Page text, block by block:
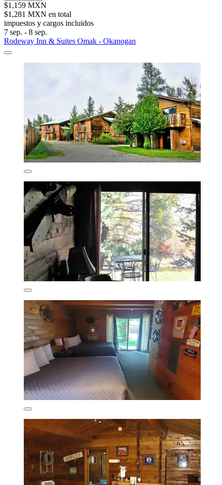
$1,159 MXN
$1,281 MXN en total
impuestos y cargos incluidos
7 sep. - 8 sep.
Rodeway Inn & Suites Omak - Okanogan